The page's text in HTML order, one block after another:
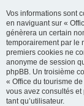
Vos informations sont
en naviguant sur «
génèrera un certain
temporairement par le
premiers cookies ne
anonyme de session
phpBB. Un troisième
« Office du tourisme
vous avez consultés et
tant qu’utilisateur.